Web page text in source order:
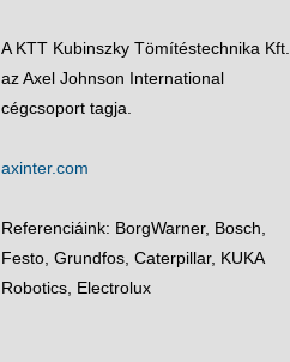
A KTT Kubinszky Tömítéstechnika Kft.
az Axel Johnson International
cégcsoport tagja.
axinter.com
Referenciáink: BorgWarner, Bosch,
Festo, Grundfos, Caterpillar, KUKA
Robotics, Electrolux